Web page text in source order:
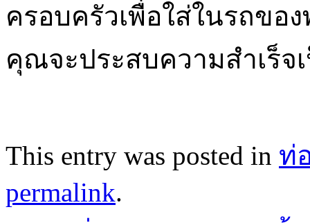
ครอบครัวเพื่อใส่ในรถขอ
คุณจะประสบความสำเร็จ
This entry was posted in ท่
permalink.